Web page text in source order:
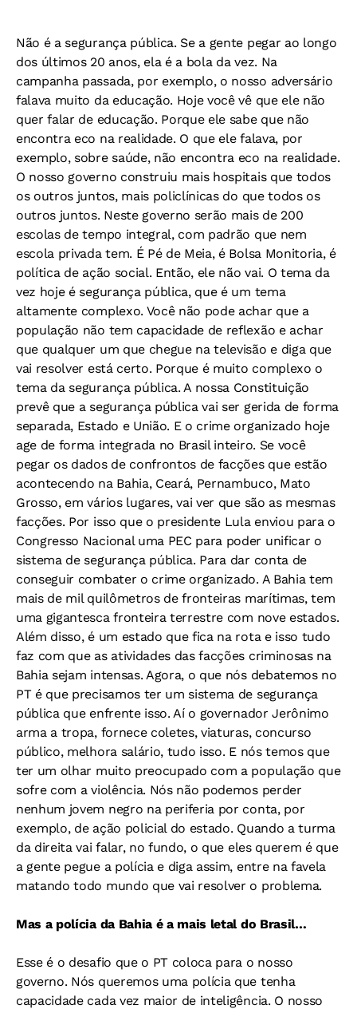
Não é a segurança pública. Se a gente pegar ao longo
dos últimos 20 anos, ela é a bola da vez. Na
campanha passada, por exemplo, o nosso adversário
falava muito da educação. Hoje você vê que ele não
quer falar de educação. Porque ele sabe que não
encontra eco na realidade. O que ele falava, por
exemplo, sobre saúde, não encontra eco na realidade.
O nosso governo construiu mais hospitais que todos
os outros juntos, mais policlínicas do que todos os
outros juntos. Neste governo serão mais de 200
escolas de tempo integral, com padrão que nem
escola privada tem. É Pé de Meia, é Bolsa Monitoria, é
política de ação social. Então, ele não vai. O tema da
vez hoje é segurança pública, que é um tema
altamente complexo. Você não pode achar que a
população não tem capacidade de reflexão e achar
que qualquer um que chegue na televisão e diga que
vai resolver está certo. Porque é muito complexo o
tema da segurança pública. A nossa Constituição
prevê que a segurança pública vai ser gerida de forma
separada, Estado e União. E o crime organizado hoje
age de forma integrada no Brasil inteiro. Se você
pegar os dados de confrontos de facções que estão
acontecendo na Bahia, Ceará, Pernambuco, Mato
Grosso, em vários lugares, vai ver que são as mesmas
facções. Por isso que o presidente Lula enviou para o
Congresso Nacional uma PEC para poder unificar o
sistema de segurança pública. Para dar conta de
conseguir combater o crime organizado. A Bahia tem
mais de mil quilômetros de fronteiras marítimas, tem
uma gigantesca fronteira terrestre com nove estados.
Além disso, é um estado que fica na rota e isso tudo
faz com que as atividades das facções criminosas na
Bahia sejam intensas. Agora, o que nós debatemos no
PT é que precisamos ter um sistema de segurança
pública que enfrente isso. Aí o governador Jerônimo
arma a tropa, fornece coletes, viaturas, concurso
público, melhora salário, tudo isso. E nós temos que
ter um olhar muito preocupado com a população que
sofre com a violência. Nós não podemos perder
nenhum jovem negro na periferia por conta, por
exemplo, de ação policial do estado. Quando a turma
da direita vai falar, no fundo, o que eles querem é que
a gente pegue a polícia e diga assim, entre na favela
matando todo mundo que vai resolver o problema.
Mas a polícia da Bahia é a mais letal do Brasil…
Esse é o desafio que o PT coloca para o nosso
governo. Nós queremos uma polícia que tenha
capacidade cada vez maior de inteligência. O nosso